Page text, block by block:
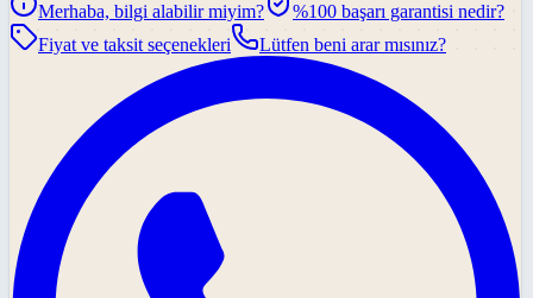
Merhaba, bilgi alabilir miyim?
%100 başarı garantisi nedir?
Fiyat ve taksit seçenekleri
Lütfen beni arar mısınız?